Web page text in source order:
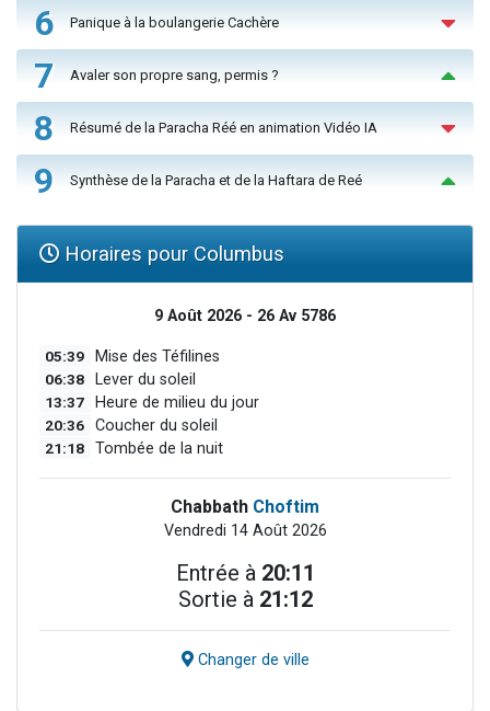
6 Panique à la boulangerie Cachère
7 Avaler son propre sang, permis ?
8 Résumé de la Paracha Réé en animation Vidéo IA
9 Synthèse de la Paracha et de la Haftara de Reé
Horaires pour Columbus
9 Août 2026 - 26 Av 5786
05:39 Mise des Téfilines
06:38 Lever du soleil
13:37 Heure de milieu du jour
20:36 Coucher du soleil
21:18 Tombée de la nuit
Chabbath Choftim
Vendredi 14 Août 2026
Entrée à 20:11
Sortie à 21:12
Changer de ville